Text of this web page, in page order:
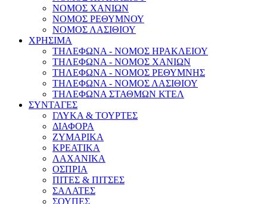
ΝΟΜΟΣ ΧΑΝΙΩΝ
ΝΟΜΟΣ ΡΕΘΥΜΝΟΥ
ΝΟΜΟΣ ΛΑΣΙΘΙΟΥ
ΧΡΗΣΙΜΑ
ΤΗΛΕΦΩΝΑ - ΝΟΜΟΣ ΗΡΑΚΛΕΙΟΥ
ΤΗΛΕΦΩΝΑ - ΝΟΜΟΣ ΧΑΝΙΩΝ
ΤΗΛΕΦΩΝΑ - ΝΟΜΟΣ ΡΕΘΥΜΝΗΣ
ΤΗΛΕΦΩΝΑ - ΝΟΜΟΣ ΛΑΣΙΘΙΟΥ
ΤΗΛΕΦΩΝΑ ΣΤΑΘΜΩΝ ΚΤΕΛ
ΣΥΝΤΑΓΕΣ
ΓΛΥΚΑ & ΤΟΥΡΤΕΣ
ΔΙΑΦΟΡΑ
ΖΥΜΑΡΙΚΑ
ΚΡΕΑΤΙΚΑ
ΛΑΧΑΝΙΚΑ
ΟΣΠΡΙΑ
ΠΙΤΕΣ & ΠΙΤΣΕΣ
ΣΑΛΑΤΕΣ
ΣΟΥΠΕΣ